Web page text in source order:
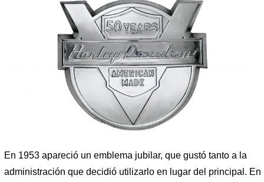
En 1953 apareció un emblema jubilar, que gustó tanto a la
administración que decidió utilizarlo en lugar del principal. En